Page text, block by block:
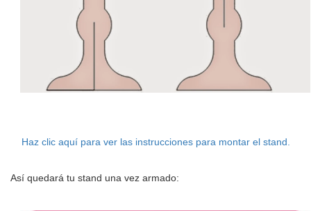
Haz clic aquí para ver las instrucciones para montar el stand.
Así quedará tu stand una vez armado: